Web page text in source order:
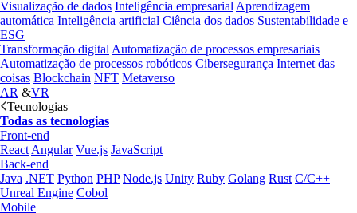
Visualização de dados Inteligência empresarial Aprendizagem
automática Inteligência artificial Ciência dos dados Sustentabilidade e
ESG
Transformação digital Automatização de processos empresariais
Automatização de processos robóticos Cibersegurança Internet das
coisas Blockchain NFT Metaverso
AR &VR
Tecnologias
Todas as tecnologias
Front-end
React Angular Vue.js JavaScript
Back-end
Java .NET Python PHP Node.js Unity Ruby Golang Rust C/C++
Unreal Engine Cobol
Mobile